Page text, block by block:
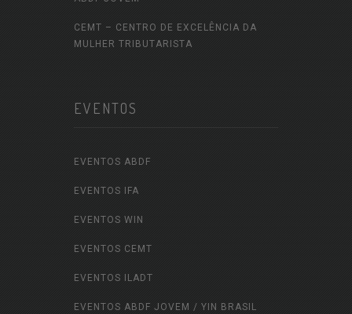
CEMT – CENTRO DE EXCELÊNCIA DA
MULHER TRIBUTARISTA
EVENTOS
EVENTOS ABDF
EVENTOS IFA
EVENTOS WIN
EVENTOS CEMT
EVENTOS ILADT
EVENTOS ABDF JOVEM / YIN BRASIL